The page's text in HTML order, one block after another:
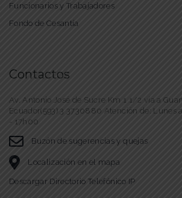
Funcionarios y Trabajadores
Fondo de Cesantía
Contactos
Av. Antonio José de Sucre Km 1 1/2 vía a
Ecuador(593) 3 3730880 Atención de: Lunes
- 17h00
Buzón de sugerencias y quejas
Localización en el mapa
Descargar Directorio Telefónico IP